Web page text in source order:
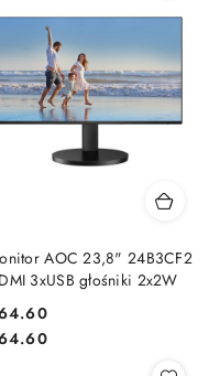
AOC 23,8" 24B3CF2
3xUSB głośniki 2x2W